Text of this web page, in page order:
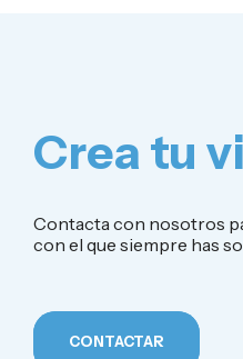
Crea tu
Contacta con nosotros
con el que siempre has
CONTACTAR